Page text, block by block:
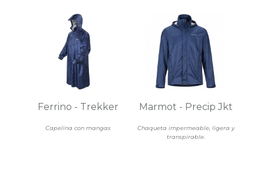
Capelina con mangas
Ferrino - Trekker
Chaqueta impermeable, ligera y
transpirable.
Marmot - Precip Jkt